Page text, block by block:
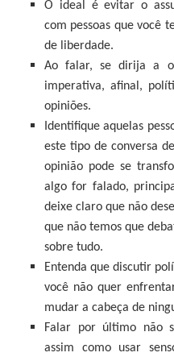
O ideal é evitar o
com pessoas que você
de liberdade.
Ao falar, se dirija a
imperativa, afinal,
opiniões.
Identifique aquelas
este tipo de conversa
opinião pode se
algo for falado,
deixe claro que não
que não temos que
sobre tudo.
Entenda que discutir
você não quer
mudar a cabeça de
Falar por último não
assim como usar